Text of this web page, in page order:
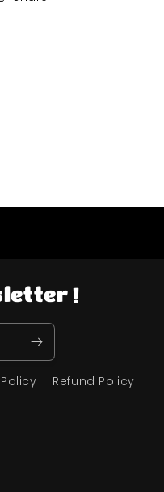
!
Refund Policy